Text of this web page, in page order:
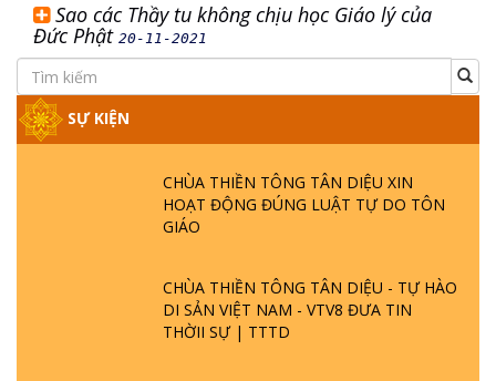
Sao các Thầy tu không chịu học Giáo lý của
Đức Phật 20-11-2021
SỰ KIỆN
CHÙA THIỀN TÔNG TÂN DIỆU XIN
HOẠT ĐỘNG ĐÚNG LUẬT TỰ DO TÔN
GIÁO
CHÙA THIỀN TÔNG TÂN DIỆU - TỰ HÀO
DI SẢN VIỆT NAM - VTV8 ĐƯA TIN
THỜII SỰ | TTTD